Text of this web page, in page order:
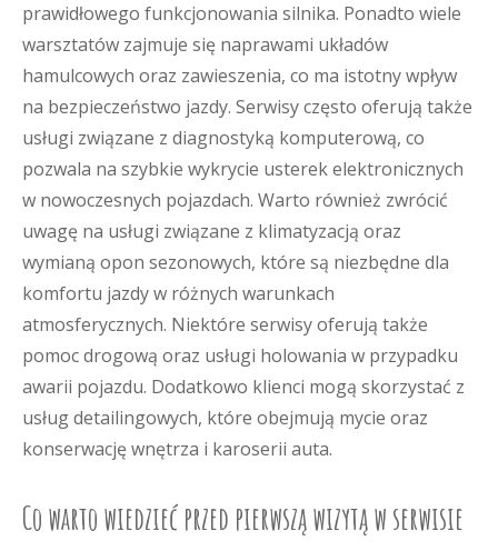
prawidłowego funkcjonowania silnika. Ponadto wiele
warsztatów zajmuje się naprawami układów
hamulcowych oraz zawieszenia, co ma istotny wpływ
na bezpieczeństwo jazdy. Serwisy często oferują także
usługi związane z diagnostyką komputerową, co
pozwala na szybkie wykrycie usterek elektronicznych
w nowoczesnych pojazdach. Warto również zwrócić
uwagę na usługi związane z klimatyzacją oraz
wymianą opon sezonowych, które są niezbędne dla
komfortu jazdy w różnych warunkach
atmosferycznych. Niektóre serwisy oferują także
pomoc drogową oraz usługi holowania w przypadku
awarii pojazdu. Dodatkowo klienci mogą skorzystać z
usług detailingowych, które obejmują mycie oraz
konserwację wnętrza i karoserii auta.
Co warto wiedzieć przed pierwszą wizytą w serwisie